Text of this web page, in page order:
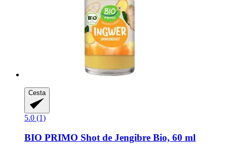
Cesta
5.0 (1)
BIO PRIMO Shot de Jengibre Bio, 60 ml